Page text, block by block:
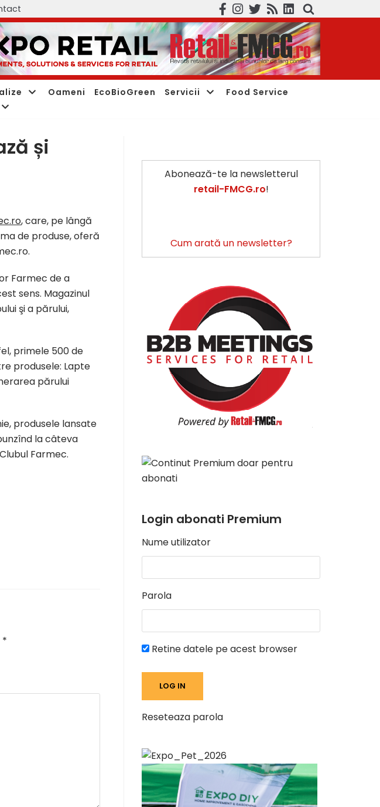
Oameni EcoBioGreen Servicii
Food Service
și
, care, pe lângă
de produse, oferă
Farmec de a
sens. Magazinul
şi a părului,
primele 500 de
produsele: Lapte
părului
produsele lansate
la câteva
Farmec.
*
Abonează-te la newsletterul
retail-FMCG.ro!
Cum arată un newsletter?
Login abonati Premium
Nume utilizator
Parola
Retine datele pe acest browser
Reseteaza parola